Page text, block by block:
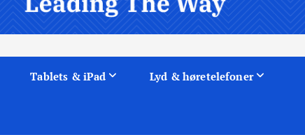
Tablets & iPad Lyd & høretelefoner